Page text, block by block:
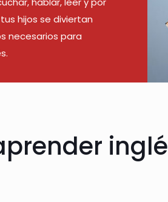
hijos se diviertan
necesarios para